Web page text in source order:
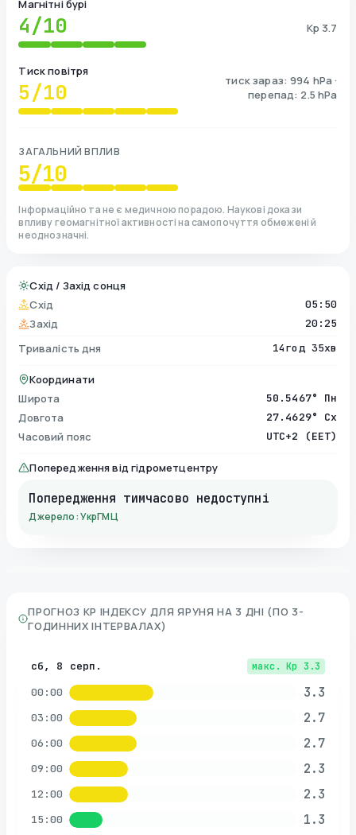
Магнітні бурі
4/10 Kp 3.7
Тиск повітря
5/10
тиск зараз: 994 hPa ·
перепад: 2.5 hPa
ЗАГАЛЬНИЙ ВПЛИВ
5/10
Інформаційно та не є медичною порадою. Наукові докази
впливу геомагнітної активності на самопочуття обмежені й
неоднозначні.
Схід / Захід сонця
Схід
05:50
Захід 20:25
Тривалість дня 14год 35хв
Координати
Широта
50.5467° Пн
Довгота 27.4629° Сх
Часовий пояс UTC+2 (EET)
Попередження від гідрометцентру
Попередження тимчасово недоступні
Джерело: УкрГМЦ
ПРОГНОЗ KP ІНДЕКСУ ДЛЯ ЯРУНЯ НА 3 ДНІ (ПО 3-
ГОДИННИХ ІНТЕРВАЛАХ)
сб, 8 серп. макс. Kp 3.3
00:00 3.3
03:00 2.7
06:00 2.7
09:00 2.3
12:00 2.3
15:00 1.3